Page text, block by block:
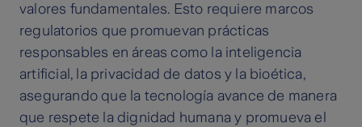
valores fundamentales. Esto requiere marcos
regulatorios que promuevan prácticas
responsables en áreas como la inteligencia
artificial, la privacidad de datos y la bioética,
asegurando que la tecnología avance de manera
que respete la dignidad humana y promueva el